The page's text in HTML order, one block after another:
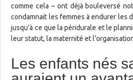
comme cela – ont déjà bouleversé
condamnait les femmes à endurer les
jusqu’à ce que la péridurale et le
leur statut, la maternité et
Les enfants nés